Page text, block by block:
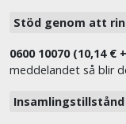
Stöd genom att
0600 10070 (10,14 €
meddelandet så blir
Insamlingstillstånd